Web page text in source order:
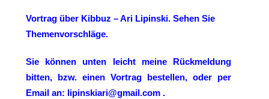
Vortrag über Kibbuz – Ari Lipinski. Sehen Sie
Themenvorschläge.
Sie können unten leicht meine Rückmeldung
bitten, bzw. einen Vortrag bestellen, oder per
Email an: lipinskiari@gmail.com .